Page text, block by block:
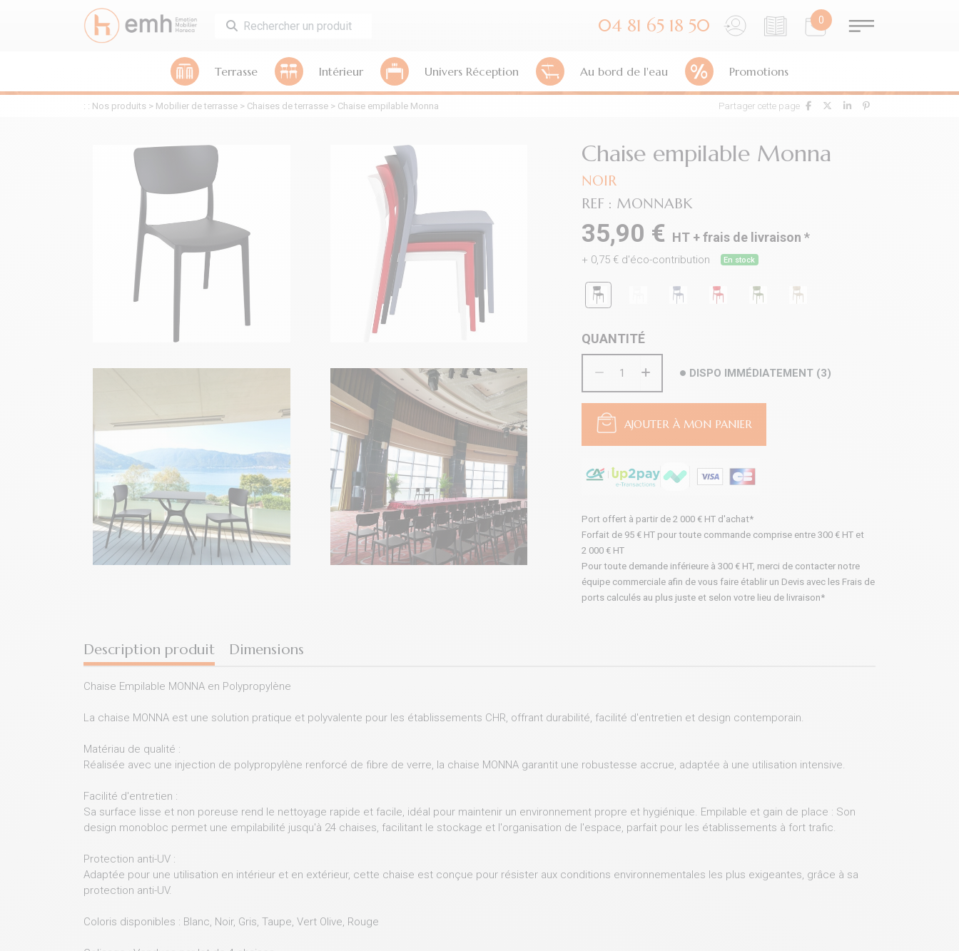
04 81 65 18 50 0
Terrasse Intérieur Univers Réception Au bord de l'eau Promotions
04 81 65 18 50 0
: : Nos produits > Mobilier de terrasse > Chaises de terrasse > Chaise empilable Monna Partager cette page
Chaise empilable Monna
NOIR
REF : MONNABK
35,90 € HT +frais de livraison *
+ 0,75 € d'éco-contribution En stock
QUANTITÉ
DISPO IMMÉDIATEMENT (3)
AJOUTER À MON PANIER
Port offert à partir de 2 000 € HT d'achat*
Forfait de 95 € HT pour toute commande comprise entre 300 € HT et
2 000 € HT
Pour toute demande inférieure à 300 € HT, merci de contacter notre
équipe commerciale afin de vous faire établir un Devis avec les Frais de
ports calculés au plus juste et selon votre lieu de livraison*
Description produit Dimensions
Chaise Empilable MONNA en Polypropylène
La chaise MONNA est une solution pratique et polyvalente pour les établissements CHR, offrant durabilité, facilité d'entretien et design contemporain.
Matériau de qualité :
Réalisée avec une injection de polypropylène renforcé de fibre de verre, la chaise MONNA garantit une robustesse accrue, adaptée à une utilisation intensive.
Facilité d'entretien :
Sa surface lisse et non poreuse rend le nettoyage rapide et facile, idéal pour maintenir un environnement propre et hygiénique. Empilable et gain de place : Son
design monobloc permet une empilabilité jusqu'à 24 chaises, facilitant le stockage et l'organisation de l'espace, parfait pour les établissements à fort trafic.
Protection anti-UV :
Adaptée pour une utilisation en intérieur et en extérieur, cette chaise est conçue pour résister aux conditions environnementales les plus exigeantes, grâce à sa
protection anti-UV.
Coloris disponibles : Blanc, Noir, Gris, Taupe, Vert Olive, Rouge